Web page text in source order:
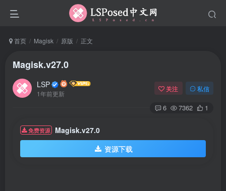
首页 Magisk 原版 正文
Magisk.v27.0
LSP
1年前更新
关注 私信
6 7362 1
免费资源
Magisk.v27.0
资源下载